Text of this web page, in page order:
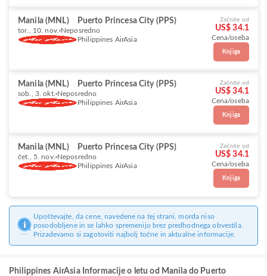
Manila (MNL) Puerto Princesa City (PPS)
tor., 10. nov. Neposredno
Philippines AirAsia
Začnite od
US$ 34.1
Cena/oseba
Knjiga
Manila (MNL) Puerto Princesa City (PPS)
sob., 3. okt. Neposredno
Philippines AirAsia
Začnite od
US$ 34.1
Cena/oseba
Knjiga
Manila (MNL) Puerto Princesa City (PPS)
čet., 5. nov. Neposredno
Philippines AirAsia
Začnite od
US$ 34.1
Cena/oseba
Knjiga
Upoštevajte, da cene, navedene na tej strani, morda niso
posodobljene in se lahko spremenijo brez predhodnega obvestila.
Prizadevamo si zagotoviti najbolj točne in aktualne informacije.
Philippines AirAsia Informacije o letu od Manila do Puerto